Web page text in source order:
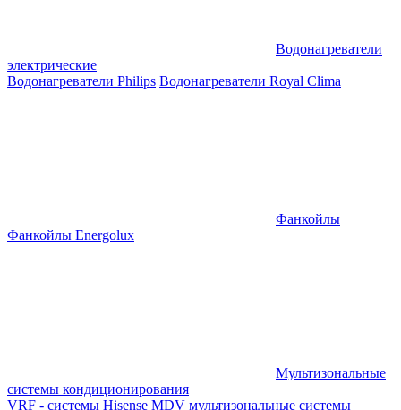
Водонагреватели
электрические
Водонагреватели Philips Водонагреватели Royal Clima
Фанкойлы
Фанкойлы Energolux
Мультизональные
системы кондиционирования
VRF - системы Hisense MDV мультизональные системы